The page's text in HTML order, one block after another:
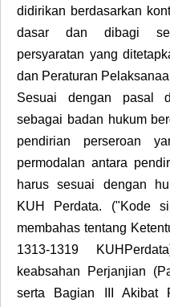
didirikan berdasarkan
dasar dan dibagi
persyaratan yang
dan Peraturan
Sesuai dengan pasal
sebagai badan hukum
pendirian perseroan
permodalan antara
harus sesuai dengan
KUH Perdata. ("Kode
membahas tentang
1313-1319
keabsahan Perjanjian
serta Bagian III Akibat